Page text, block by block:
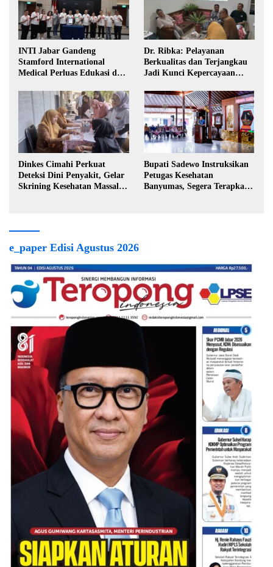
INTI Jabar Gandeng
Stamford International
Medical Perluas Edukasi dan
Dr. Ribka: Pelayanan
Berkualitas dan Terjangkau
Jadi Kunci Kepercayaan
Dinkes Cimahi Perkuat
Deteksi Dini Penyakit, Gelar
Skrining Kesehatan Massal di
Bupati Sadewo Instruksikan
Petugas Kesehatan
Banyumas, Segera Terapkan
e_paper Edisi Agustus 2026